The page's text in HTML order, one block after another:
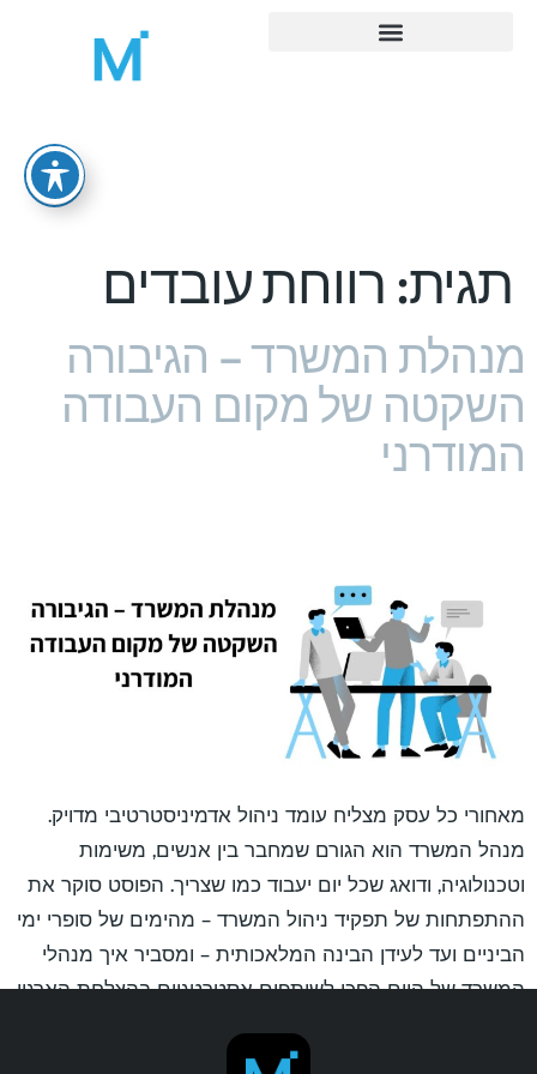
תגית: רווחת עובדים
מנהלת המשרד – הגיבורה
השקטה של מקום העבודה
המודרני
מאחורי כל עסק מצליח עומד ניהול אדמיניסטרטיבי מדויק.
מנהל המשרד הוא הגורם שמחבר בין אנשים, משימות
וטכנולוגיה, ודואג שכל יום יעבוד כמו שצריך. הפוסט סוקר את
ההתפתחות של תפקיד ניהול המשרד – מהימים של סופרי ימי
הביניים ועד לעידן הבינה המלאכותית – ומסביר איך מנהלי
המשרד של היום הפכו לשותפים אסטרטגיים בהצלחת הארגון.
שמאחורי כל משרד מתפקד, יש מישהו